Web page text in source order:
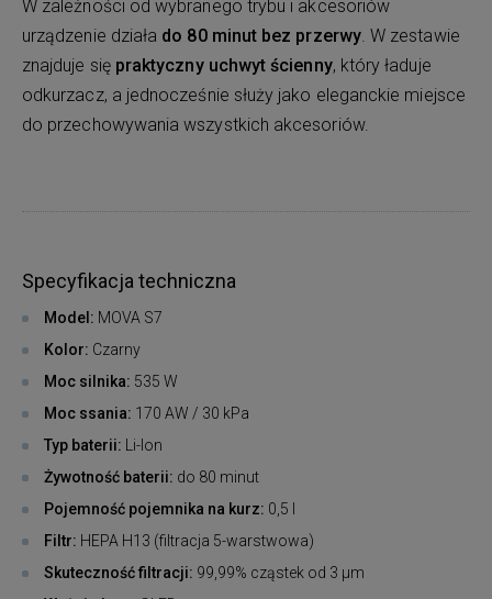
W zależności od wybranego trybu i akcesoriów
urządzenie działa do 80 minut bez przerwy. W zestawie
znajduje się praktyczny uchwyt ścienny, który ładuje
odkurzacz, a jednocześnie służy jako eleganckie miejsce
do przechowywania wszystkich akcesoriów.
Specyfikacja techniczna
Model: MOVA S7
Kolor: Czarny
Moc silnika: 535 W
Moc ssania: 170 AW / 30 kPa
Typ baterii: Li-Ion
Żywotność baterii: do 80 minut
Pojemność pojemnika na kurz: 0,5 l
Filtr: HEPA H13 (filtracja 5-warstwowa)
Skuteczność filtracji: 99,99% cząstek od 3 µm